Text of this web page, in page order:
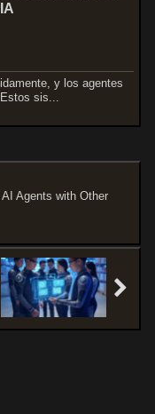
y los agentes
sis...
Agents with Other